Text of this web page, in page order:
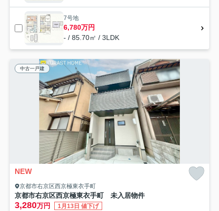
7号地
6,780万円
- / 85.70㎡ / 3LDK
中古一戸建
NEW
京都市右京区西京極東衣手町
京都市右京区西京極東衣手町 未入居物件
3,280万円 1月13日 値下げ